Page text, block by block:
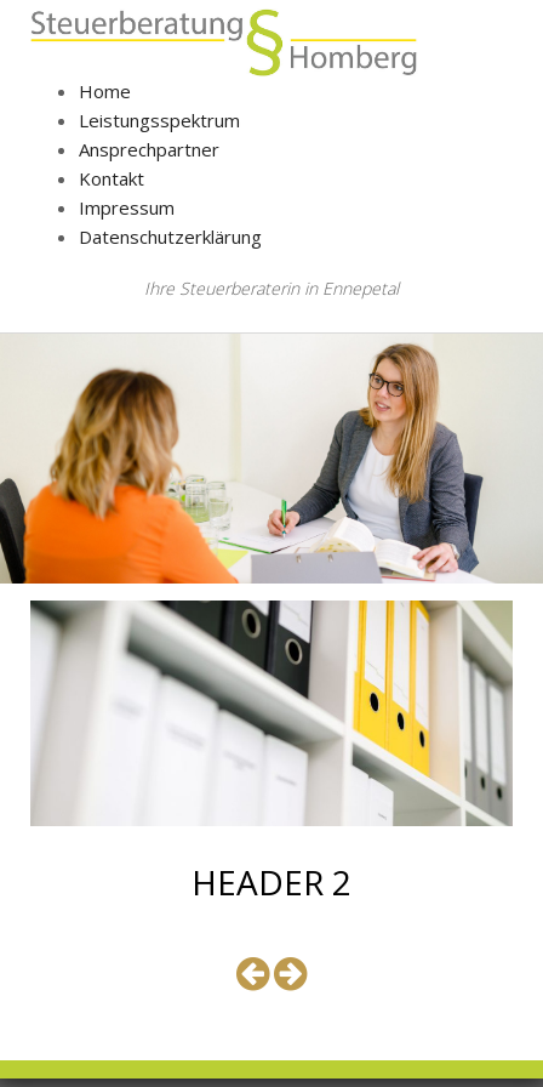
Home
Leistungsspektrum
Ansprechpartner
Kontakt
Impressum
Datenschutzerklärung
Ihre Steuerberaterin in Ennepetal
HEADER 2